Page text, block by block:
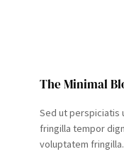
The Minimal
Sed ut perspiciatis
fringilla tempor
voluptatem fringilla.